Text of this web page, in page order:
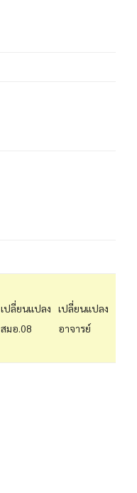
เปลี่ยนแปลง
สมอ.08
เปลี่ยนแปลง
อาจารย์